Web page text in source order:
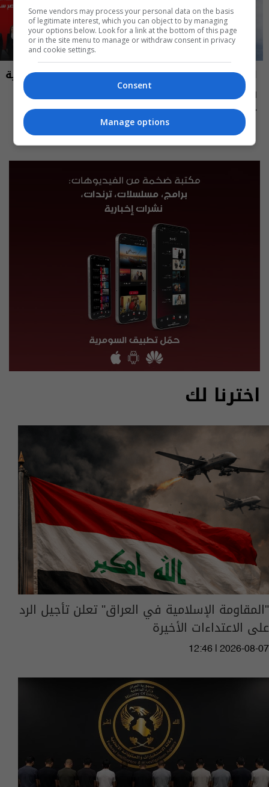
العراق في دقيقة
العراق في دقيقة 07-08-2026 | 2026
13:00 | 2026-08-07
نشرة أخبار السومرية
نشرة ٧ آب ٢٠٢٦ | 2026
اخترنا لك
"المقاومة الإسلامية في العراق" تعلن تأجيل الرد
على الاعتداءات الأخيرة
12:46 | 2026-08-07
Some vendors may process your personal data on the basis
of legitimate interest, which you can object to by managing
your options below. Look for a link at the bottom of this page
or in the site menu to manage or withdraw consent in privacy
and cookie settings.
Consent
Manage options